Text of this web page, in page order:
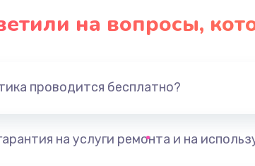
на вопросы,
проводится бесплатно?
на услуги ремонта и на